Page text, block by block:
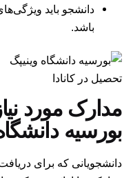
دانشجو باید
باشد.
تحصیل در کانادا
مدارک مورد
بورسیه دانشگاه
دانشجویانی که برای